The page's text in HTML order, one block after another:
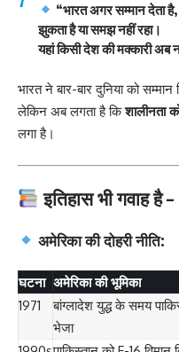
“भारत अगर सम्मान देता
झुकता है या समझ नहीं रहा।
यहां किसी देश की मक्कारी अब
भारत ने बार-बार दुनिया को सम्मान
लेकिन अब लगता है किशालीनता
लगा है।
इतिहास भी गवाह है –
अमेरिका की दोहरी नीति:
घटना अमेरिका की भूमिका
1971
बांग्लादेश युद्ध के समय
भेजा